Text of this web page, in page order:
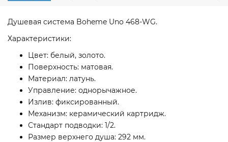
Душевая система Boheme Uno 468-WG.
Характеристики:
Цвет: белый, золото.
Поверхность: матовая.
Материал: латунь.
Управление: однорычажное.
Излив: фиксированный.
Механизм: керамический картридж.
Стандарт подводки: 1/2.
Размер верхнего душа: 292 мм.